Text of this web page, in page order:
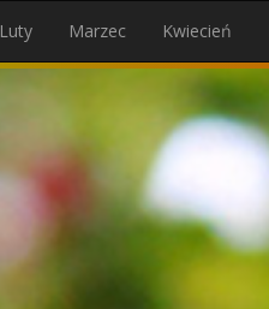
Luty Marzec Kwiecień